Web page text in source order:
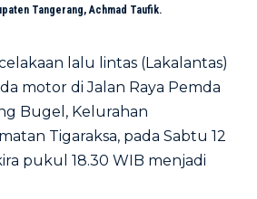
Tangerang, Achmad Taufik.
lalu lintas (Lakalantas)
motor di Jalan Raya Pemda
Bugel, Kelurahan
Tigaraksa, pada Sabtu 12
pukul 18.30 WIB menjadi